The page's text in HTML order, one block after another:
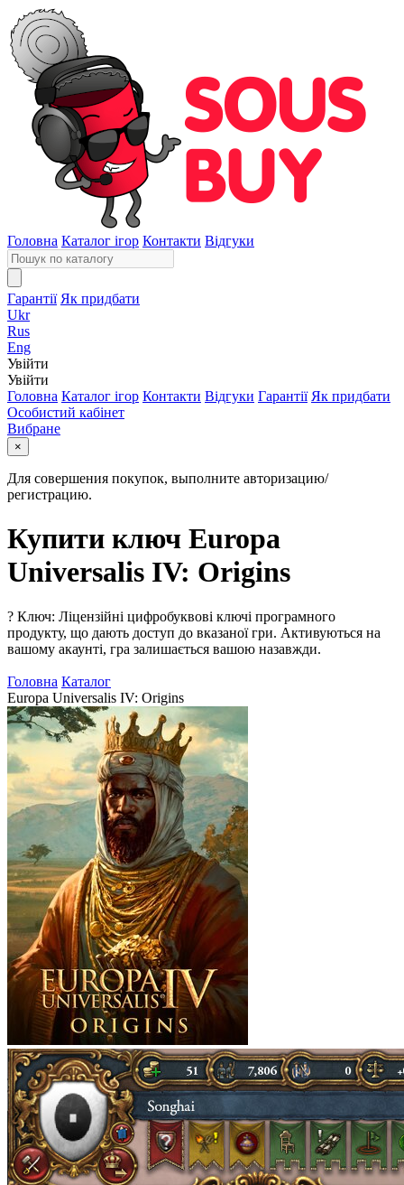
Головна Каталог ігор Контакти Відгуки
Гарантії Як придбати
Ukr
Rus
Eng
Увійти
Увійти
Головна Каталог ігор Контакти Відгуки Гарантії Як придбати
Особистий кабінет
Вибране
×
Для совершения покупок, выполните авторизацию/
регистрацию.
Купити ключ Europa
Universalis IV: Origins
? Ключ: Ліцензійні цифробуквові ключі програмного
продукту, що дають доступ до вказаної гри. Активуються на
вашому акаунті, гра залишається вашою назавжди.
Головна Каталог
Europa Universalis IV: Origins